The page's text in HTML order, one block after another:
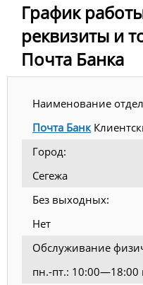
График
реквизиты и
Почта Банка
Наименование
Почта Банк
Город:
Сегежа
Без выходных:
Нет
Обслуживание
пн.-пт.: